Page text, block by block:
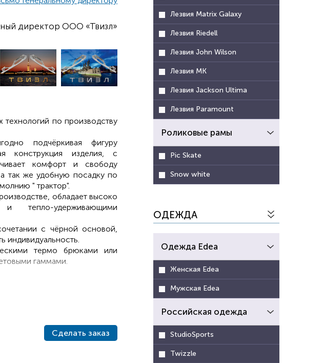
директор ООО «Твизл»
по производству
подчёркивая фигуру
конструкция изделия, с
комфорт и свободу
так же удобную посадку по
" трактор".
обладает высоко
и тепло-удерживающими
с чёрной основой,
индивидуальность.
термо брюками или
гаммами.
Сделать заказ
Лезвия Matrix Galaxy
Лезвия Riedell
Лезвия John Wilson
Лезвия MK
Лезвия Jackson Ultima
Лезвия Paramount
Роликовые рамы
Pic Skate
Snow white
ОДЕЖДА
Одежда Edea
Женская Edea
Мужская Edea
Российская одежда
StudioSports
Twizzle